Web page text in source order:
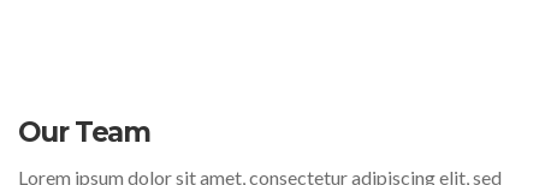
Our Team
Lorem ipsum dolor sit amet, consectetur adipiscing elit, sed